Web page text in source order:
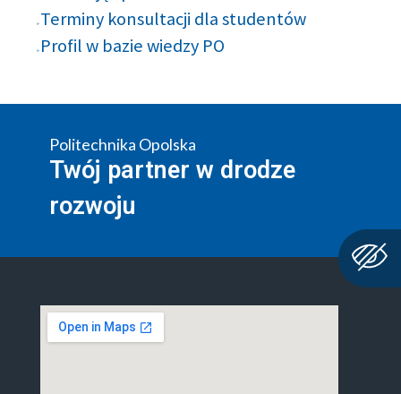
Terminy konsultacji dla studentów
Profil w bazie wiedzy PO
Politechnika Opolska
Twój partner w drodze
rozwoju